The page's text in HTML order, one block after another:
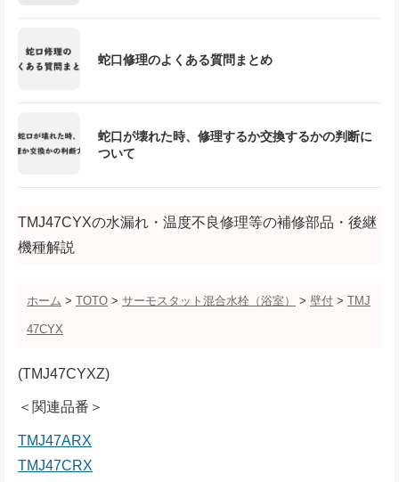
蛇口修理のよくある質問まとめ
蛇口が壊れた時、修理するか交換するかの判断に
ついて
TMJ47CYXの水漏れ・温度不良修理等の補修部品・後継
機種解説
ホーム > TOTO > サーモスタット混合水栓（浴室） > 壁付 > TMJ
47CYX
(TMJ47CYXZ)
＜関連品番＞
TMJ47ARX
TMJ47CRX